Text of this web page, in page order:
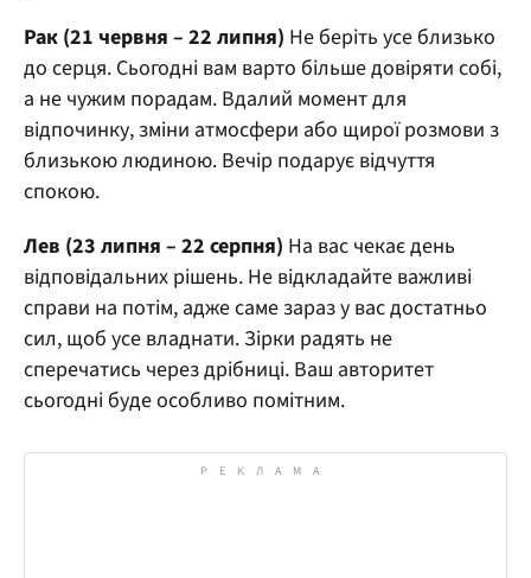
Рак (21 червня – 22 липня) Не беріть усе близько
до серця. Сьогодні вам варто більше довіряти собі,
а не чужим порадам. Вдалий момент для
відпочинку, зміни атмосфери або щирої розмови з
близькою людиною. Вечір подарує відчуття
спокою.
Лев (23 липня – 22 серпня) На вас чекає день
відповідальних рішень. Не відкладайте важливі
справи на потім, адже саме зараз у вас достатньо
сил, щоб усе владнати. Зірки радять не
сперечатись через дрібниці. Ваш авторитет
сьогодні буде особливо помітним.